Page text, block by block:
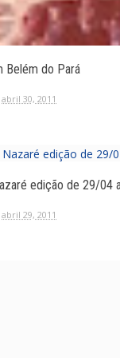
Belém do Pará
abril 30, 2011
edição de 29/04
abril 29, 2011